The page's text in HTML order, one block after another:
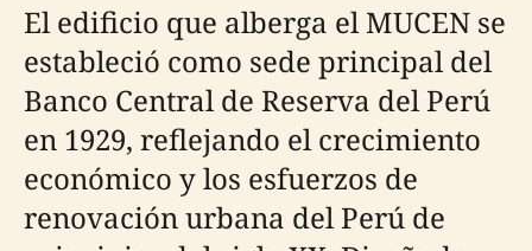
El edificio que alberga el MUCEN se
estableció como sede principal del
Banco Central de Reserva del Perú
en 1929, reflejando el crecimiento
económico y los esfuerzos de
renovación urbana del Perú de